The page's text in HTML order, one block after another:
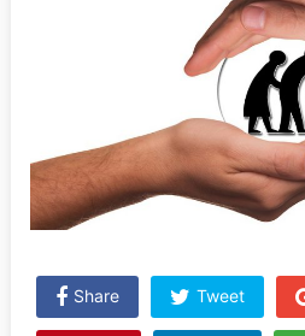
Share Tweet